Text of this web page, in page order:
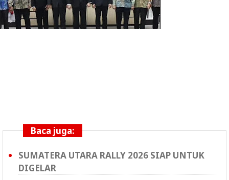
Baca juga:
SUMATERA UTARA RALLY 2026 SIAP UNTUK
DIGELAR